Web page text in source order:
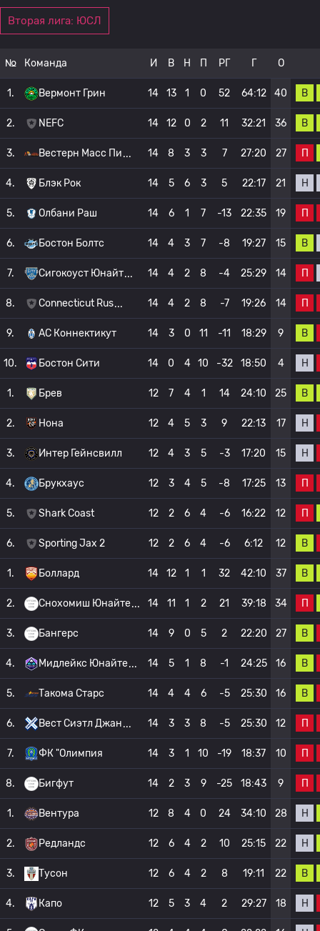
Вторая лига: ЮСЛ
№ Команда И В Н П РГ Г О
1. Вермонт Грин 14 13 1 0 52 64:12 40 В
2. NEFC 14 12 0 2 11 32:21 36 В
3. Вестерн Масс Пи 14 8 3 3 7 27:20 27 П
4. Блэк Рок 14 5 6 3 5 22:17 21 Н
5. Олбани Раш 14 6 1 7 -13 22:35 19 П
6. Бостон Болтс 14 4 3 7 -8 19:27 15 В
7. Сигокоуст Юнайт 14 4 2 8 -4 25:29 14 П
8. Connecticut Rus 14 4 2 8 -7 19:26 14 П
9. АС Коннектикут 14 3 0 11 -11 18:29 9 В
10. Бостон Сити 14 0 4 10 -32 18:50 4 Н
1. Брев 12 7 4 1 14 24:10 25 В
2. Нона 12 4 5 3 9 22:13 17 Н
3. Интер Гейнсвилл 12 4 3 5 -3 17:20 15 Н
4. Брукхаус 12 3 4 5 -8 17:25 13 П
5. Shark Coast 12 2 6 4 -6 16:22 12 П
6. Sporting Jax 2 12 2 6 4 -6 6:12 12 В
1. Боллард 14 12 1 1 32 42:10 37 В
2. Снохомиш Юнайте 14 11 1 2 21 39:18 34 П
3. Бангерс 14 9 0 5 2 22:20 27 В
4. Мидлейкс Юнайте 14 5 1 8 -1 24:25 16 В
5. Такома Старс 14 4 4 6 -5 25:30 16 В
6. Вест Сиэтл Джан 14 3 3 8 -5 25:30 12 П
7. ФК "Олимпия 14 3 1 10 -19 18:37 10 П
8. Бигфут 14 2 3 9 -25 18:43 9 П
1. Вентура 12 8 4 0 24 34:10 28 Н
2. Редландс 12 6 4 2 10 25:15 22 Н
3. Тусон 12 6 4 2 8 19:11 22 В
4. Капо 12 5 3 4 2 29:27 18 Н